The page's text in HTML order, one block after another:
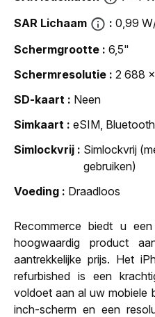
SAR Lichaam
0,99
Schermgrootte
6,5"
Schermresolutie
2 688
SD-kaart
Neen
Simkaart
eSIM, Bluetooth
Simlockvrij
Simlockvrij
gebruiken)
Voeding
Draadloos
Recommerce biedt u
hoogwaardig product
aantrekkelijke prijs. Het
refurbished is een
voldoet aan al uw mobiele
inch-scherm en een